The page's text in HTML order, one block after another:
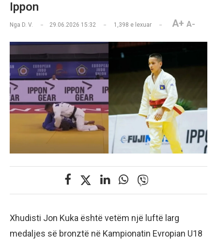
Ippon
Nga D. V. 29.06.2026 15:32 1,398 e lexuar A+ A-
Xhudisti Jon Kuka është vetëm një luftë larg
medaljes së bronztë në Kampionatin Evropian U18